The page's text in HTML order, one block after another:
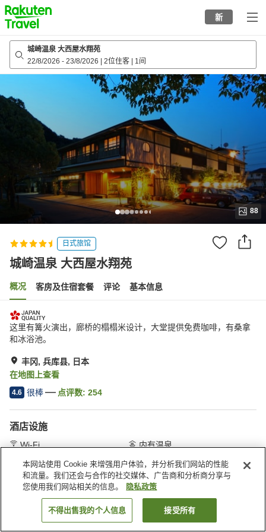
to
top
page
新
城崎温泉 大西屋水翔苑
22/8/2026 - 23/8/2026 2位住客 1间
88
日式旅馆
城崎温泉 大西屋水翔苑
概况 客房及住宿套餐 评论 基本信息
这里有篝火演出，廊桥的榻榻米设计，大堂提供免费咖啡，有桑拿
和冰浴池。
丰冈, 兵库县, 日本
在地图上查看
4.6 很棒 点评数: 254
酒店设施
Wi-Fi
内有温泉
首页 日本 兵库县 丰冈 城崎温泉 大西屋水翔苑
搜索客房
本网站使用 Cookie 来增强用户体验，并分析我们网站的性能
和流量。我们还会与合作的社交媒体、广告商和分析商分享与
您使用我们网站相关的信息。
隐私政策
不得出售我的个人信息 接受所有